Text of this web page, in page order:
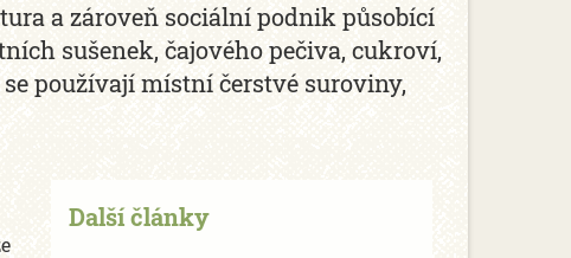
a zároveň sociální podnik působící
sušenek, čajového pečiva, cukroví,
používají místní čerstvé suroviny,
Další články